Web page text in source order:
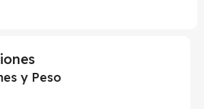
y Peso